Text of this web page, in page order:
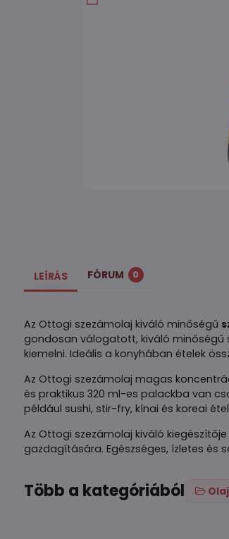
LEÍRÁS FÓRUM 0
Az Ottogi szezámolaj kiváló minőségű
gondosan válogatott, kiváló minőségű
kiemelni. Ideális a konyhában ételek
Az Ottogi szezámolaj magas
és praktikus 320 ml-es palackba van
például sushi, stir-fry, kínai és koreai
Az Ottogi szezámolaj kiváló
gazdagítására. Egészséges, ízletes és
Több a kategóriából